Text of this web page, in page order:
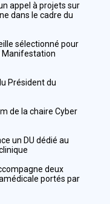
appel à projets sur
dans le cadre du
sélectionné pour
Manifestation
Président du
de la chaire Cyber
un DU dédié au
deux
portés par